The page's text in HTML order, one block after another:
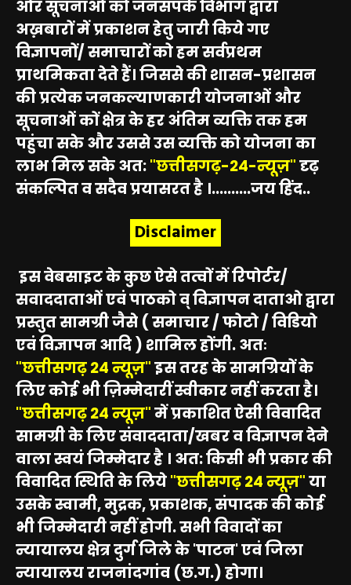
और सूचनाओं को जनसंपर्क विभाग द्वारा
अख़बारों में प्रकाशन हेतु जारी किये गए
विज्ञापनों/ समाचारों को हम सर्वप्रथम
प्राथमिकता देते हैं। जिससे की शासन-प्रशासन
की प्रत्येक जनकल्याणकारी योजनाओं और
सूचनाओं कों क्षेत्र के हर अंतिम व्यक्ति तक हम
पहुंचा सके और उससे उस व्यक्ति को योजना का
लाभ मिल सके अत:"छत्तीसगढ़-24-न्यूज़"दृढ़
संकल्पित व सदैव प्रयासरत है ।..........जय हिंद..
Disclaimer
इस वेबसाइट के कुछ ऐसे तत्वों में रिपोर्टर/
सवाददाताओं एवं पाठको व् विज्ञापन दाताओ द्वारा
प्रस्तुत सामग्री जैसे ( समाचार / फोटो / विडियो
एवं विज्ञापन आदि ) शामिल होंगी. अतः
"छत्तीसगढ़ 24 न्यूज़"इस तरह के सामग्रियों के
लिए कोई भी ज़िम्मेदारीं स्वीकार नहीं करता है।
"छत्तीसगढ़ 24 न्यूज़"में प्रकाशित ऐसी विवादित
सामग्री के लिए संवाददाता/खबर व विज्ञापन देने
वाला स्वयं जिम्मेदार है । अत: किसी भी प्रकार की
विवादित स्थिति के लिये"छत्तीसगढ़ 24 न्यूज़"या
उसके स्वामी, मुद्रक, प्रकाशक, संपादक की कोई
भी जिम्मेदारी नहीं होगी. सभी विवादों का
न्यायालय क्षेत्र दुर्ग जिले के 'पाटन' एवं जिला
न्यायालय राजनांदगांव (छ.ग.) होगा।